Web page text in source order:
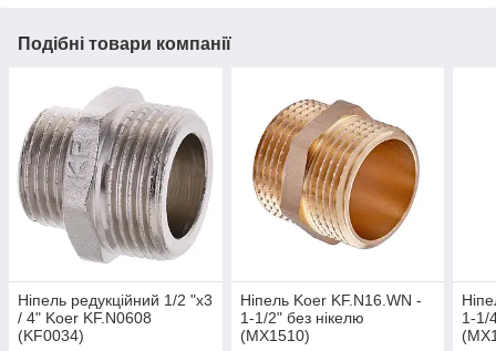
Подібні товари компанії
Ніпель редукційний 1/2 "х3
/ 4" Koer KF.N0608
(KF0034)
Ніпель Koer KF.N16.WN -
1-1/2" без нікелю
(MX1510)
1-1/